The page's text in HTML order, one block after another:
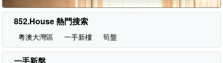
852.House 熱門搜索
粵澳大灣區 一手新樓 筍盤
一手新盤